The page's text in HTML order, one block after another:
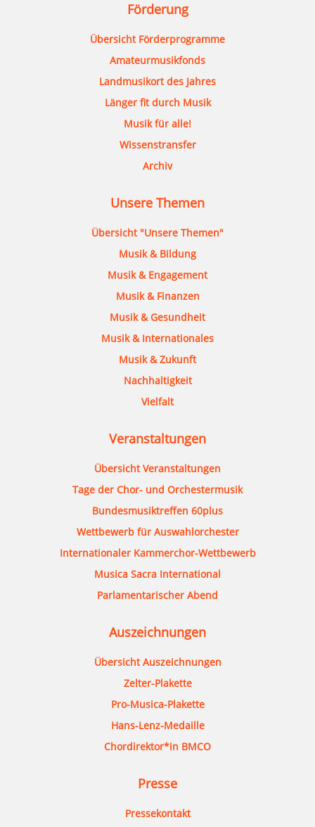
Förderung
Übersicht Förderprogramme
Amateurmusikfonds
Landmusikort des Jahres
Länger fit durch Musik
Musik für alle!
Wissenstransfer
Archiv
Unsere Themen
Übersicht "Unsere Themen"
Musik & Bildung
Musik & Engagement
Musik & Finanzen
Musik & Gesundheit
Musik & Internationales
Musik & Zukunft
Nachhaltigkeit
Vielfalt
Veranstaltungen
Übersicht Veranstaltungen
Tage der Chor- und Orchestermusik
Bundesmusiktreffen 60plus
Wettbewerb für Auswahlorchester
Internationaler Kammerchor-Wettbewerb
Musica Sacra International
Parlamentarischer Abend
Auszeichnungen
Übersicht Auszeichnungen
Zelter-Plakette
Pro-Musica-Plakette
Hans-Lenz-Medaille
Chordirektor*in BMCO
Presse
Pressekontakt